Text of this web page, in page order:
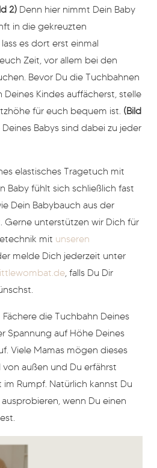
2) Denn hier nimmt Dein Baby
in die gekreuzten
es dort erst einmal
Zeit, vor allem bei den
Bevor Du die Tuchbahnen
Deines Kindes auffächerst, stelle
für euch bequem ist. (Bild
Babys sind dabei zu jeder
elastisches Tragetuch mit
Baby fühlt sich schließlich fast
Dein Babybauch aus der
Gerne unterstützen wir Dich für
mit unseren
melde Dich jederzeit unter
, falls Du Dir
Fächere die Tuchbahn Deines
Spannung auf Höhe Deines
Viele Mamas mögen dieses
außen und Du erfährst
Rumpf. Natürlich kannst Du
wenn Du einen